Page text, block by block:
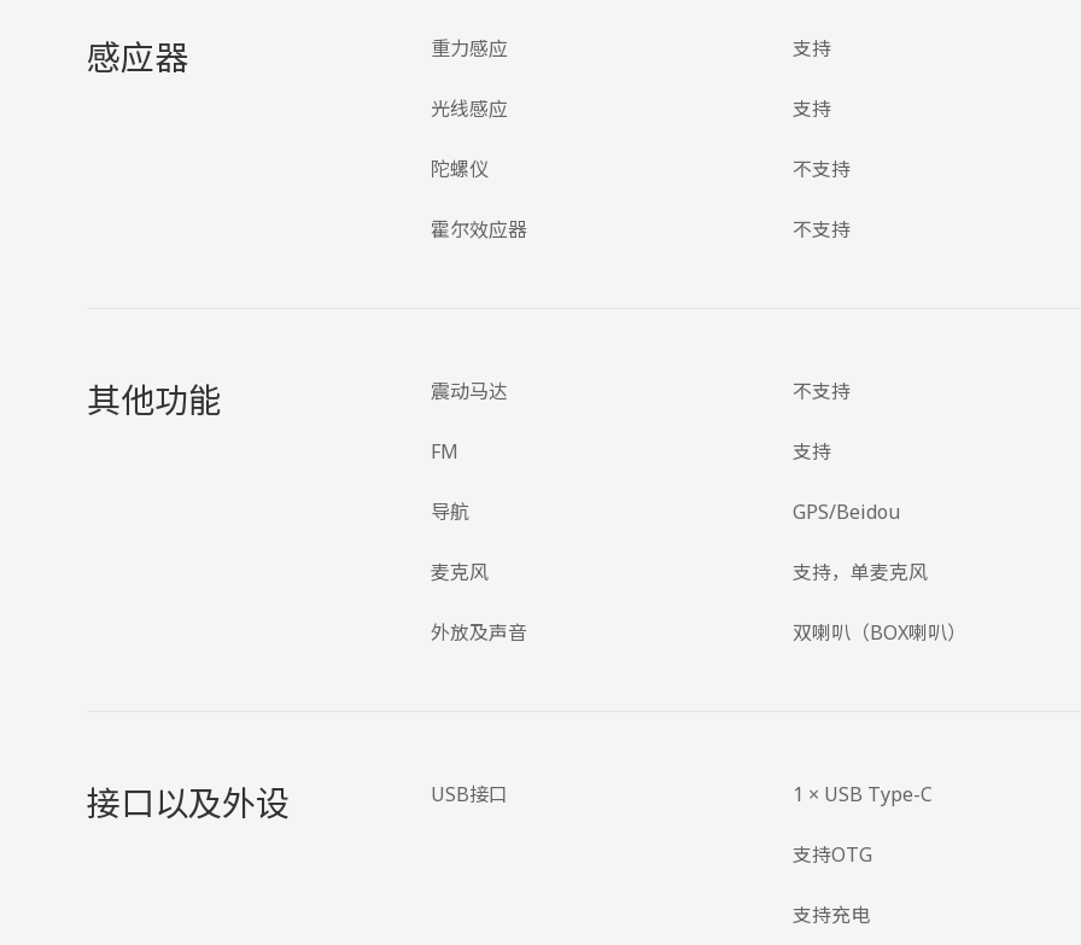
感应器 重力感应
光线感应
陀螺仪
霍尔效应器
支持
支持
不支持
不支持
其他功能 震动马达
FM
导航
麦克风
外放及声音
不支持
支持
GPS/Beidou
支持，单麦克风
双喇叭（BOX喇叭）
接口以及外设 USB接口 1 × USB Type-C
支持OTG
支持充电